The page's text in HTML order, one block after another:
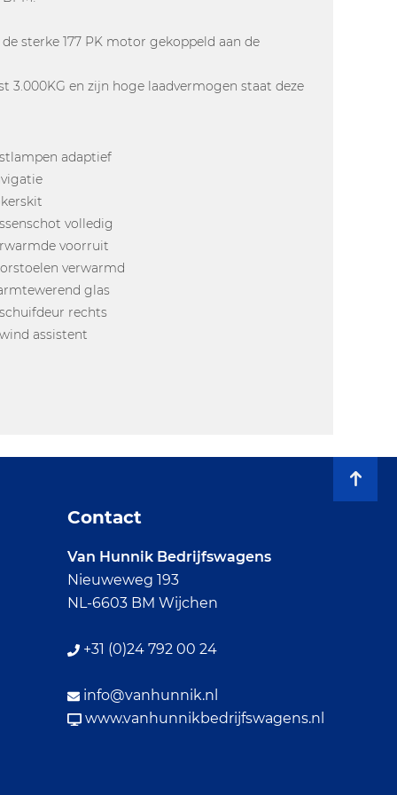
sterke 177 PK motor gekoppeld aan de
en zijn hoge laadvermogen staat deze
adaptief
volledig
voorruit
verwarmd
glas
rechts
assistent
Contact
Van Hunnik Bedrijfswagens
Nieuweweg 193
NL-6603 BM Wijchen
+31 (0)24 792 00 24
info@vanhunnik.nl
www.vanhunnikbedrijfswagens.nl